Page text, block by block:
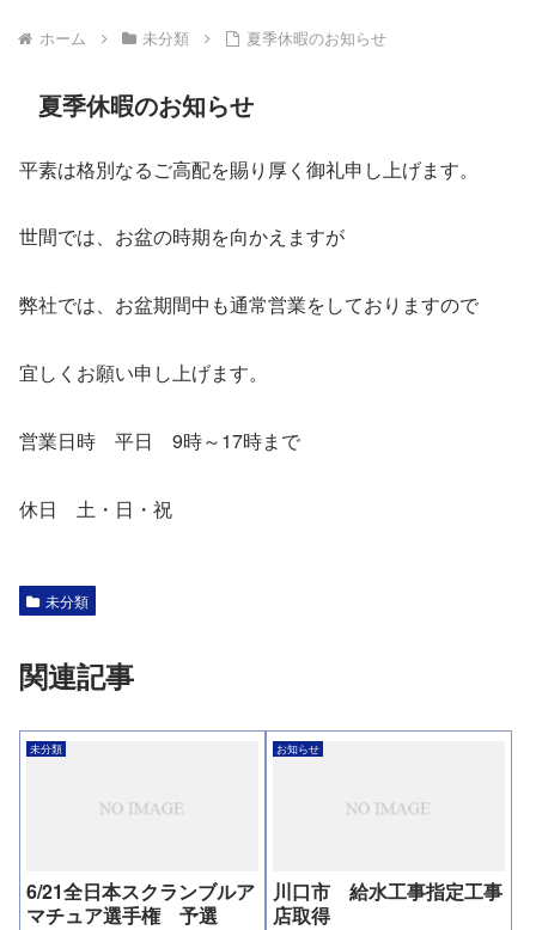
ホーム 未分類 夏季休暇のお知らせ
夏季休暇のお知らせ
平素は格別なるご高配を賜り厚く御礼申し上げます。
世間では、お盆の時期を向かえますが
弊社では、お盆期間中も通常営業をしておりますので
宜しくお願い申し上げます。
営業日時 平日 9時～17時まで
休日 土・日・祝
未分類
関連記事
未分類
6/21全日本スクランブルア
マチュア選手権 予選
お知らせ
川口市 給水工事指定工事
店取得